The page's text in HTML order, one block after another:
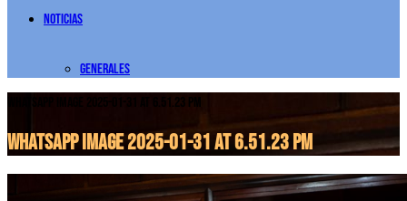
Noticias
Generales
WhatsApp Image 2025-01-31 at 6.51.23 PM
WhatsApp Image 2025-01-31 at 6.51.23 PM